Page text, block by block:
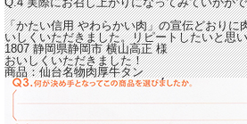
「かたい信用 やわらかい肉」の宣伝どおりに
いしくいただきました。リピートしたいと思
1807 静岡県静岡市横山高正様
おいしくいただきました！
商品：仙台名物肉厚牛タン